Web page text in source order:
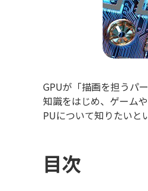
GPUが「描画を担うパ
知識をはじめ、ゲーム
PUについて知りたいと
目次